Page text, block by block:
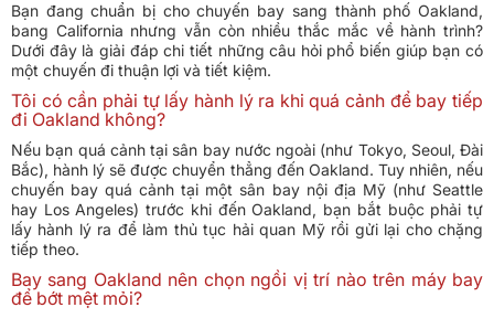
Bạn đang chuẩn bị cho chuyến bay sang thành phố Oakland,
bang California nhưng vẫn còn nhiều thắc mắc về hành trình?
Dưới đây là giải đáp chi tiết những câu hỏi phổ biến giúp bạn có
một chuyến đi thuận lợi và tiết kiệm.
Tôi có cần phải tự lấy hành lý ra khi quá cảnh để bay tiếp
đi Oakland không?
Nếu bạn quá cảnh tại sân bay nước ngoài (như Tokyo, Seoul, Đài
Bắc), hành lý sẽ được chuyển thẳng đến Oakland. Tuy nhiên, nếu
chuyến bay quá cảnh tại một sân bay nội địa Mỹ (như Seattle
hay Los Angeles) trước khi đến Oakland, bạn bắt buộc phải tự
lấy hành lý ra để làm thủ tục hải quan Mỹ rồi gửi lại cho chặng
tiếp theo.
Bay sang Oakland nên chọn ngồi vị trí nào trên máy bay
để bớt mệt mỏi?